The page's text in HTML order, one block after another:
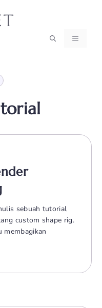
MENU
sebuah tutorial
custom shape rig.
membagikan